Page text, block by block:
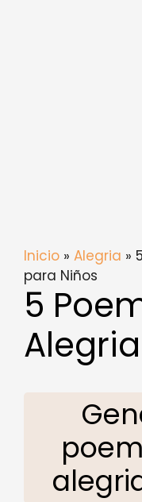
Inicio » Alegria »
para Niños
5